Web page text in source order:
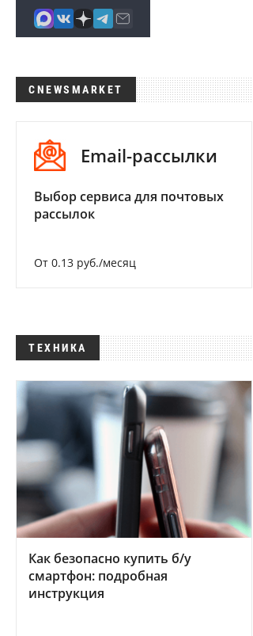
CNEWSMARKET
Email-рассылки
Выбор сервиса для почтовых
рассылок
От 0.13 руб./месяц
ТЕХНИКА
Как безопасно купить б/у
смартфон: подробная
инструкция